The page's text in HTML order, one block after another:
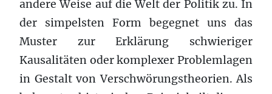
andere Weise auf die Welt der Politik zu. In
der simpelsten Form begegnet uns das
Muster zur Erklärung schwieriger
Kausalitäten oder komplexer Problemlagen
in Gestalt von Verschwörungstheorien. Als